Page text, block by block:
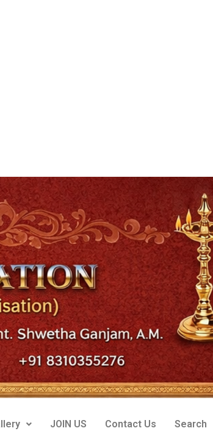
JOIN US Contact Us Search
Sri Perla Satyanarayana
Sri Desu Venkata Ranga Rao
VIP Donor, Tenali, AP